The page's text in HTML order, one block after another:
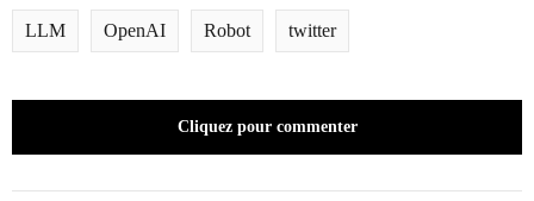
LLM OpenAI Robot twitter
Cliquez pour commenter